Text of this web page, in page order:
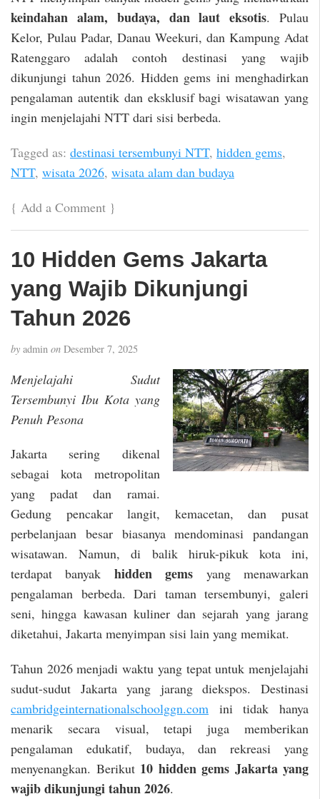
keindahan alam, budaya, dan laut eksotis. Pulau
Kelor, Pulau Padar, Danau Weekuri, dan Kampung Adat
Ratenggaro adalah contoh destinasi yang wajib
dikunjungi tahun 2026. Hidden gems ini menghadirkan
pengalaman autentik dan eksklusif bagi wisatawan yang
ingin menjelajahi NTT dari sisi berbeda.
Tagged as: destinasi tersembunyi NTT, hidden gems,
NTT, wisata 2026, wisata alam dan budaya
{ Add a Comment }
10 Hidden Gems Jakarta
yang Wajib Dikunjungi
Tahun 2026
by admin on Desember 7, 2025
Menjelajahi Sudut
Tersembunyi Ibu Kota yang
Penuh Pesona
Jakarta sering dikenal
sebagai kota metropolitan
yang padat dan ramai.
Gedung pencakar langit, kemacetan, dan pusat
perbelanjaan besar biasanya mendominasi pandangan
wisatawan. Namun, di balik hiruk-pikuk kota ini,
terdapat banyak hidden gems yang menawarkan
pengalaman berbeda. Dari taman tersembunyi, galeri
seni, hingga kawasan kuliner dan sejarah yang jarang
diketahui, Jakarta menyimpan sisi lain yang memikat.
Tahun 2026 menjadi waktu yang tepat untuk menjelajahi
sudut-sudut Jakarta yang jarang diekspos. Destinasi
cambridgeinternationalschoolggn.com ini tidak hanya
menarik secara visual, tetapi juga memberikan
pengalaman edukatif, budaya, dan rekreasi yang
menyenangkan. Berikut 10 hidden gems Jakarta yang
wajib dikunjungi tahun 2026.